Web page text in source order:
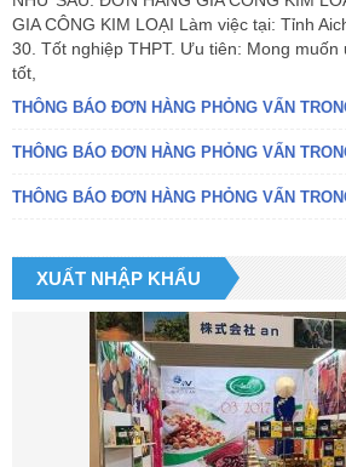
GIA CÔNG KIM LOẠI Làm việc tại: Tỉnh
30. Tốt nghiệp THPT. Ưu tiên: Mong muốn
tốt,
THÔNG BÁO ĐƠN HÀNG PHỎNG VẤN
THÔNG BÁO ĐƠN HÀNG PHỎNG VẤN
THÔNG BÁO ĐƠN HÀNG PHỎNG VẤN
XUẤT NHẬP KHẨU